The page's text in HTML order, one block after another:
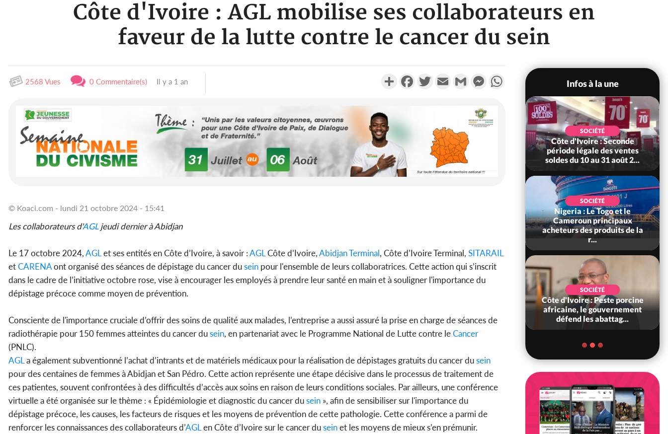
Côte d'Ivoire : AGL mobilise ses collaborateurs en
faveur de la lutte contre le cancer du sein
2568 Vues 0 Commentaire(s) Il y a 1 an PartagerFacebookTwitterEmail Gmail MessengerWhatsApp
© Koaci.com - lundi 21 octobre 2024 - 15:41
Les collaborateurs d'AGLjeudi dernier à Abidjan
Le 17 octobre 2024,AGL et ses entités en Côte d’Ivoire, à savoir :AGL Côte d’Ivoire,Abidjan Terminal, Côte d’Ivoire Terminal, SITARAIL
etCARENAont organisé des séances de dépistage du cancer dusein pour l'ensemble de leurs collaboratrices. Cette action qui s’inscrit
dans le cadre de l’initiative octobre rose, vise à encourager les employés à prendre leur santé en main et à souligner l'importance du
dépistage précoce comme moyen de prévention.
Consciente de l'importance cruciale d’offrir des soins de qualité aux malades, l’entreprise a aussi assuré la prise en charge de séances de
radiothérapie pour 150 femmes atteintes du cancer dusein, en partenariat avec le Programme National de Lutte contre leCancer
(PNLC).
AGL a également subventionné l’achat d’intrants et de matériels médicaux pour la réalisation de dépistages gratuits du cancer dusein
pour des centaines de femmes à Abidjan et San Pédro. Cette action représente une étape décisive dans le processus de traitement de
ces patientes, souvent confrontées à des difficultés d’accès aux soins en raison de leurs conditions sociales. Par ailleurs, une conférence
virtuelle a été organisée sur le thème : « Épidémiologie et diagnostic du cancer dusein », afin de sensibiliser sur l'importance du
dépistage précoce, les causes, les facteurs de risques et les moyens de prévention de cette pathologie. Cette conférence a parmi de
renforcer les connaissances des collaborateurs d’AGL en Côte d’Ivoire sur le cancer duseinet les moyens de mieux s’en prémunir.
Infos à la une
SOCIÉTÉ
Côte d'Ivoire : Kossandji sous
le choc, trois morts après une
nuit de viole...
présumée tentative d'e...
SOCIÉTÉ
Côte d'Ivoire : Seconde
période légale des ventes
soldes du 10 au 31 août 2...
SOCIÉTÉ
Nigeria : Le Togo et le
Cameroun principaux
acheteurs des produits de la
r...
SOCIÉTÉ
Côte d'Ivoire : Peste porcine
africaine, le gouvernement
défend les abattag...